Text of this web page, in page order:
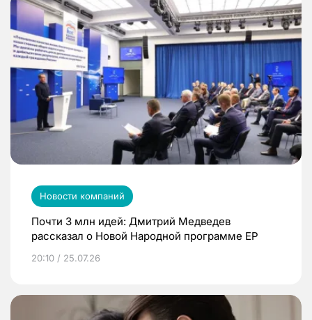
Новости компаний
Почти 3 млн идей: Дмитрий Медведев
рассказал о Новой Народной программе ЕР
20:10 / 25.07.26